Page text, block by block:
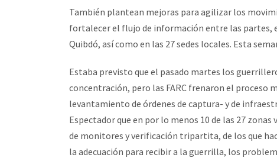
También plantean mejoras para agilizar los
fortalecer el flujo de información entre las partes,
Quibdó, así como en las 27 sedes locales. Esta
Estaba previsto que el pasado martes los
concentración, pero las FARC frenaron el proceso
levantamiento de órdenes de captura- y de
Espectador que en por lo menos 10 de las 27
de monitores y verificación tripartita, de los que
la adecuación para recibir a la guerrilla, los